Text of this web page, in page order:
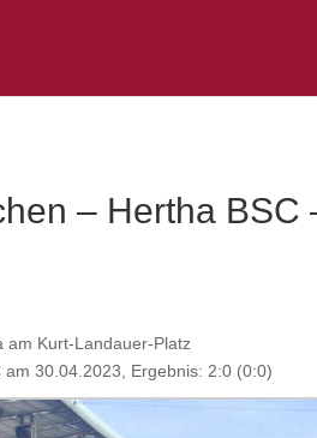
– Hertha BSC
am Kurt-Landauer-Platz
30.04.2023, Ergebnis: 2:0 (0:0)